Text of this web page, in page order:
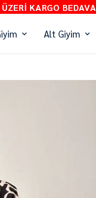
KARGO BEDAVA
Alt Giyim